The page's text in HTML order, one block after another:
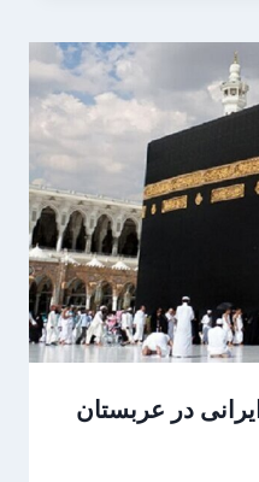
در عربستان